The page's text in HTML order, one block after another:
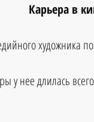
Карьера в
художника
у нее длилась